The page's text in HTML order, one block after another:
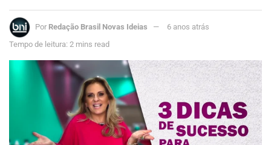
Por Redação Brasil Novas Ideias
6 anos atrás
Tempo de leitura: 2 mins read